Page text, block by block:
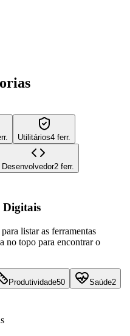
Utilitários4 ferr.
Desenvolvedor2 ferr.
Digitais
listar as ferramentas
no topo para encontrar o
Produtividade50 Saúde2